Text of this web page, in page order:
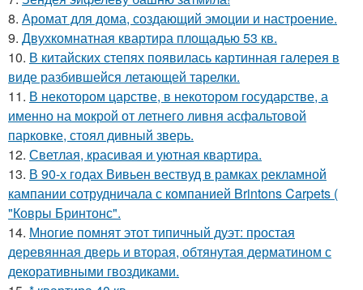
8. Аромат для дома, создающий эмоции и настроение.
9. Двухкомнатная квартира площадью 53 кв.
10. В китайских степях появилась картинная галерея в
виде разбившейся летающей тарелки.
11. В некотором царстве, в некотором государстве, а
именно на мокрой от летнего ливня асфальтовой
парковке, стоял дивный зверь.
12. Светлая, красивая и уютная квартира.
13. В 90-х годах Вивьен вествуд в рамках рекламной
кампании сотрудничала с компанией Brintons Carpets (
"Ковры Бринтонс".
14. Многие помнят этот типичный дуэт: простая
деревянная дверь и вторая, обтянутая дерматином с
декоративными гвоздиками.